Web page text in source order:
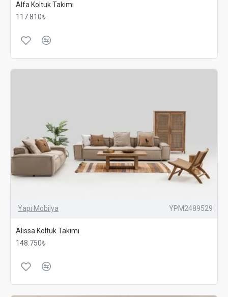
Alfa Koltuk Takımı
117.810₺
Yapı Mobilya YPM2489529
Alissa Koltuk Takımı
148.750₺